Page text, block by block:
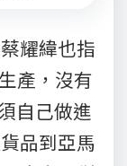
耀緯也指
產，沒有
自己做進
品到亞馬